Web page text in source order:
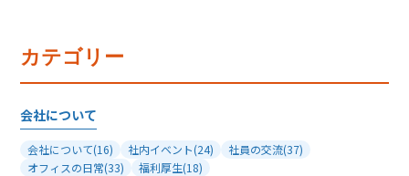
カテゴリー
会社について
会社について(16) 社内イベント(24) 社員の交流(37)
オフィスの日常(33) 福利厚生(18)